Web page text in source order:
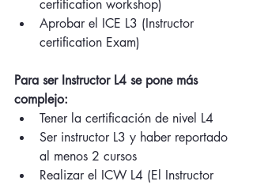
certification workshop)
Aprobar el ICE L3 (Instructor
certification Exam)
Para ser Instructor L4 se pone más
complejo:
Tener la certificación de nivel L4
Ser instructor L3 y haber reportado
al menos 2 cursos
Realizar el ICW L4 (El Instructor